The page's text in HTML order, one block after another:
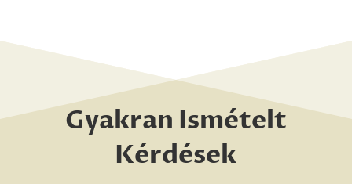
Gyakran Ismételt
Kérdések